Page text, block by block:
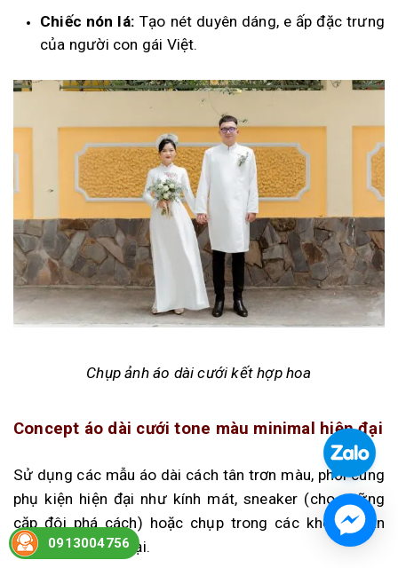
Chiếc nón lá: Tạo nét duyên dáng, e ấp đặc trưng
của người con gái Việt.
Chụp ảnh áo dài cưới kết hợp hoa
Concept áo dài cưới tone màu minimal hiện đại
Sử dụng các mẫu áo dài cách tân trơn màu, phối cùng
phụ kiện hiện đại như kính mát, sneaker (cho những
cặp đôi phá cách) hoặc chụp trong các không gian
kiến trúc đương đại.
0913004756